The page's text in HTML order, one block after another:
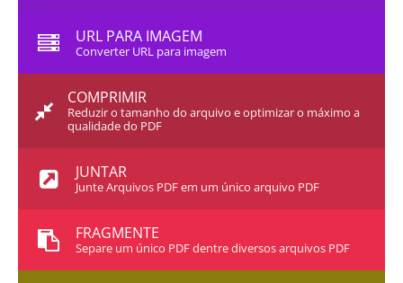
URL PARA IMAGEM
Converter URL para imagem
COMPRIMIR
Reduzir o tamanho do arquivo e optimizar o máximo a
qualidade do PDF
JUNTAR
Junte Arquivos PDF em um único arquivo PDF
FRAGMENTE
Separe um único PDF dentre diversos arquivos PDF